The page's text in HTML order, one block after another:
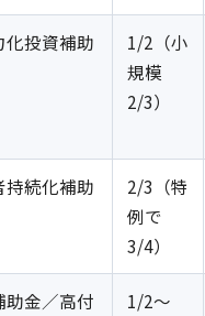
化投資補助
1/2（小
規模
2/3）
持続化補助
2/3（特
例で
3/4）
助金／高付
1/2〜